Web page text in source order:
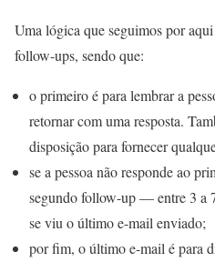
Uma lógica que seguimos por
follow-ups, sendo que:
o primeiro é para lembrar a
retornar com uma resposta.
disposição para fornecer
se a pessoa não responde ao
segundo follow-up — entre 3 a
se viu o último e-mail enviado;
por fim, o último e-mail é para